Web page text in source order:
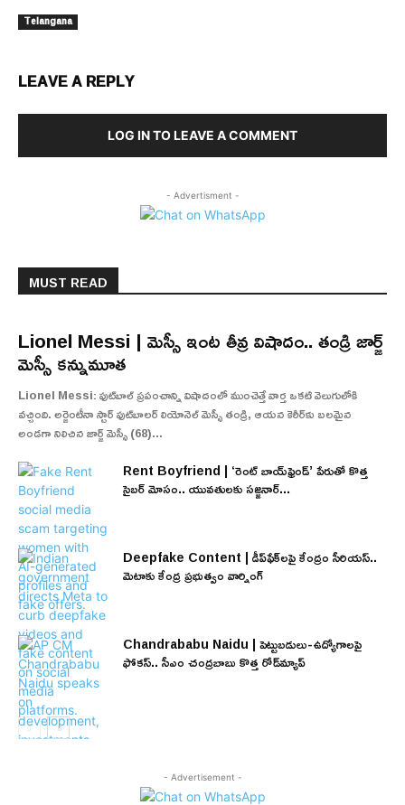
Telangana
LEAVE A REPLY
LOG IN TO LEAVE A COMMENT
- Advertisment -
MUST READ
Lionel Messi | మెస్సీ ఇంట తీవ్ర విషాదం.. తండ్రి జార్జ్
మెస్సీ కన్నుమూత
Lionel Messi: ఫుట్‌బాల్ ప్రపంచాన్ని విషాదంలో ముంచెత్తే వార్త ఒకటి వెలుగులోకి
వచ్చింది. అర్జెంటీనా స్టార్ ఫుట్‌బాలర్ లియోనెల్ మెస్సీ తండ్రి, ఆయన కెరీర్‌కు బలమైన
అండగా నిలిచిన జార్జ్ మెస్సీ (68)...
Rent Boyfriend | ‘రెంట్ బాయ్‌ఫ్రెండ్’ పేరుతో కొత్త
సైబర్ మోసం.. యువతులకు సజ్జనార్...
Deepfake Content | డీప్‌ఫేక్‌లపై కేంద్రం సీరియస్..
మెటాకు కేంద్ర ప్రభుత్వం వార్నింగ్
Chandrababu Naidu | పెట్టుబడులు-ఉద్యోగాలపై
ఫోకస్.. సీఎం చంద్రబాబు కొత్త రోడ్‌మ్యాప్
- Advertisement -